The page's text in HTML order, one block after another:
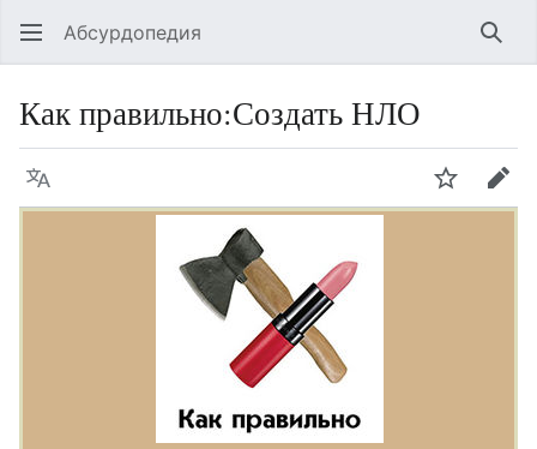
Абсурдопедия
Как правильно:Создать НЛО
Язык